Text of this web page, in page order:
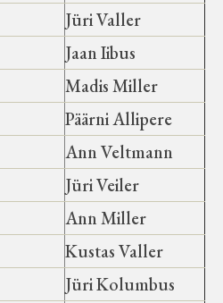
Jüri Valler
Jaan Iibus
Madis Miller
Päärni Allipere
Ann Veltmann
Jüri Veiler
Ann Miller
Kustas Valler
Jüri Kolumbus